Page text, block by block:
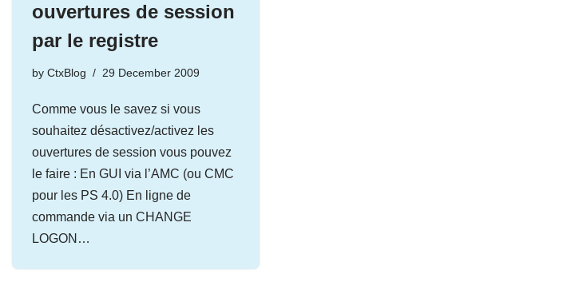
ouvertures de session
par le registre
by CtxBlog 29 December 2009
Comme vous le savez si vous
souhaitez désactivez/activez les
ouvertures de session vous pouvez
le faire : En GUI via l’AMC (ou CMC
pour les PS 4.0) En ligne de
commande via un CHANGE
LOGON…